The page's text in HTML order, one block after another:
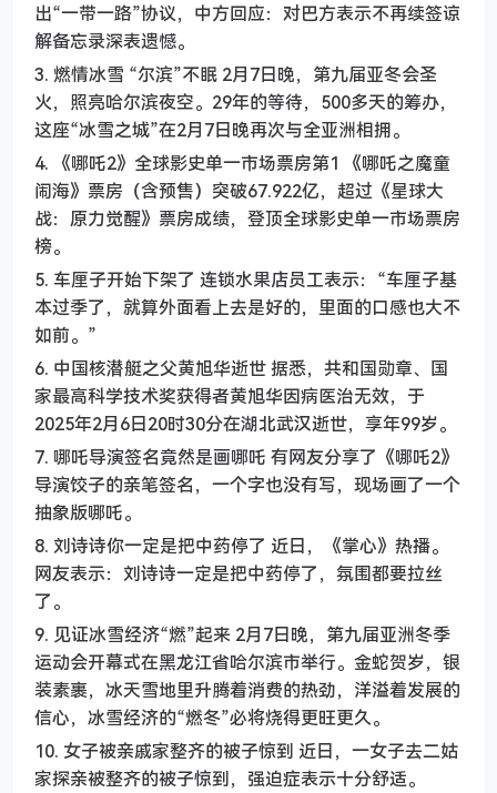
出“一带一路”协议，中方回应：对巴方表示不再续签谅
解备忘录深表遗憾。
3. 燃情冰雪 “尔滨”不眠 2月7日晚，第九届亚冬会圣
火，照亮哈尔滨夜空。29年的等待，500多天的筹办，
这座“冰雪之城”在2月7日晚再次与全亚洲相拥。
4. 《哪吒2》全球影史单一市场票房第1 《哪吒之魔童
闹海》票房（含预售）突破67.922亿，超过《星球大
战：原力觉醒》票房成绩，登顶全球影史单一市场票房
榜。
5. 车厘子开始下架了 连锁水果店员工表示：“车厘子基
本过季了，就算外面看上去是好的，里面的口感也大不
如前。”
6. 中国核潜艇之父黄旭华逝世 据悉，共和国勋章、国
家最高科学技术奖获得者黄旭华因病医治无效，于
2025年2月6日20时30分在湖北武汉逝世，享年99岁。
7. 哪吒导演签名竟然是画哪吒 有网友分享了《哪吒2》
导演饺子的亲笔签名，一个字也没有写，现场画了一个
抽象版哪吒。
8. 刘诗诗你一定是把中药停了 近日，《掌心》热播。
网友表示：刘诗诗一定是把中药停了，氛围都要拉丝
了。
9. 见证冰雪经济“燃”起来 2月7日晚，第九届亚洲冬季
运动会开幕式在黑龙江省哈尔滨市举行。金蛇贺岁，银
装素裹，冰天雪地里升腾着消费的热劲，洋溢着发展的
信心，冰雪经济的“燃冬”必将烧得更旺更久。
10. 女子被亲戚家整齐的被子惊到 近日，一女子去二姑
家探亲被整齐的被子惊到，强迫症表示十分舒适。